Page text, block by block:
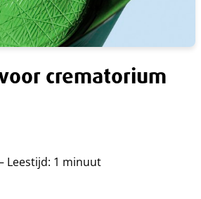
crematorium
Leestijd: 1 minuut